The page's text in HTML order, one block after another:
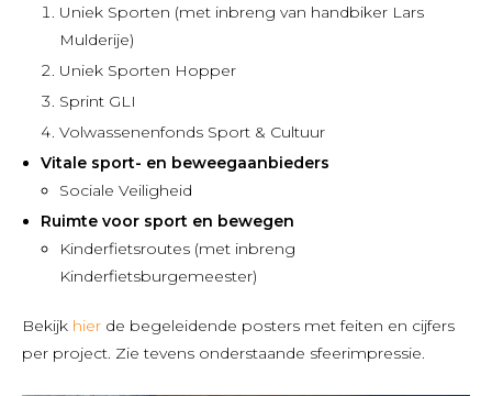
Uniek Sporten (met inbreng van handbiker Lars
Mulderije)
Uniek Sporten Hopper
Sprint GLI
Volwassenenfonds Sport & Cultuur
Vitale sport- en beweegaanbieders
Sociale Veiligheid
Ruimte voor sport en bewegen
Kinderfietsroutes (met inbreng
Kinderfietsburgemeester)
Bekijk hier de begeleidende posters met feiten en cijfers
per project. Zie tevens onderstaande sfeerimpressie.